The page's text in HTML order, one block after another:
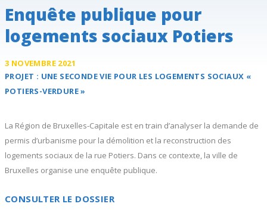
Enquête publique pour
logements sociaux Potiers
3 NOVEMBRE 2021
PROJET : UNE SECONDE VIE POUR LES LOGEMENTS SOCIAUX «
POTIERS-VERDURE »
La Région de Bruxelles-Capitale est en train d’analyser la demande de
permis d’urbanisme pour la démolition et la reconstruction des
logements sociaux de la rue Potiers. Dans ce contexte, la ville de
Bruxelles organise une enquête publique.
CONSULTER LE DOSSIER